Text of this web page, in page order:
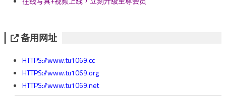
备用网址
HTTPS://www.tu1069.cc
HTTPS://www.tu1069.org
HTTPS://www.tu1069.net